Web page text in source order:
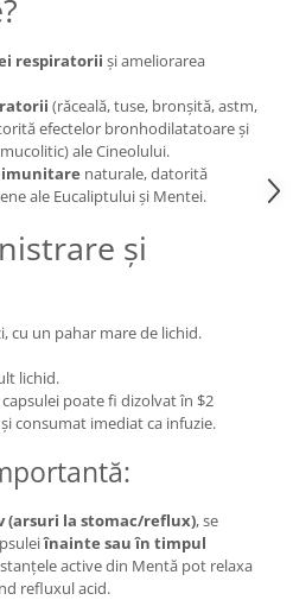
respiratorii și ameliorarea
(răceală, tuse, bronșită, astm,
efectelor bronhodilatatoare și
ale Cineolului.
naturale, datorită
ale Eucaliptului și Mentei.
și
cu un pahar mare de lichid.
lichid.
poate fi dizolvat în $2
consumat imediat ca infuzie.
(arsuri la stomac/reflux), se
înainte sau în timpul
active din Mentă pot relaxa
refluxul acid.